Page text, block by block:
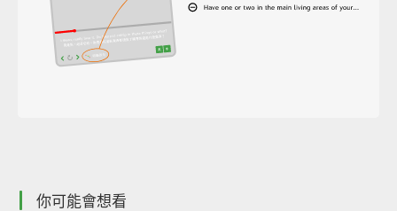
你可能會想看